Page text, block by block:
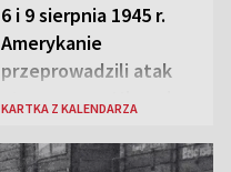
6 i 9 sierpnia 1945 r.
Amerykanie
przeprowadzili atak
atomowy na Hiroszimę
KARTKA Z KALENDARZA